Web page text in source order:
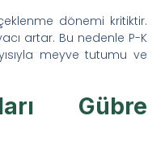
dönemi kritiktir.
artar. Bu nedenle P-K
meyve tutumu ve
Gübre